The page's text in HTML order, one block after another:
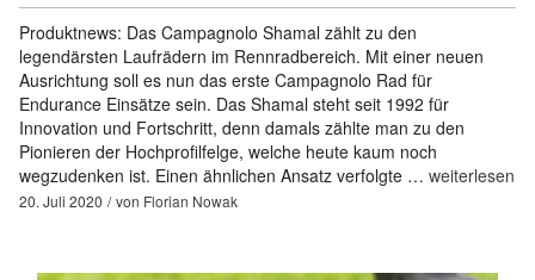
Produktnews: Das Campagnolo Shamal zählt zu den
legendärsten Laufrädern im Rennradbereich. Mit einer neuen
Ausrichtung soll es nun das erste Campagnolo Rad für
Endurance Einsätze sein. Das Shamal steht seit 1992 für
Innovation und Fortschritt, denn damals zählte man zu den
Pionieren der Hochprofilfelge, welche heute kaum noch
wegzudenken ist. Einen ähnlichen Ansatz verfolgte … weiterlesen
20. Juli 2020 von Florian Nowak